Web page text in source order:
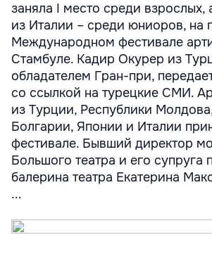
заняла I место среди взрослых,
из Италии – среди юниоров, на
Международном фестивале
Стамбуле. Кадир Окурер из
обладателем Гран-при,
со ссылкой на турецкие СМИ.
из Турции, Республики
Болгарии, Японии и Италии
фестивале. Бывший директор
Большого театра и его супруга
балерина театра Екатерина
...